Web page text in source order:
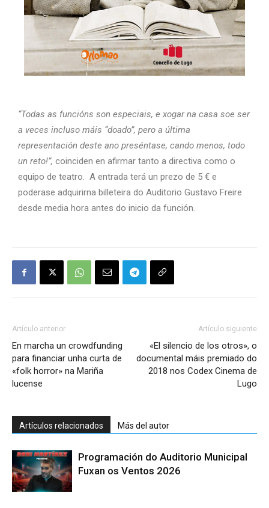
“Todas as funcións son especiais, e xogar na casa soe ser
a veces incluso máis “doado”, pero a última
representación deste ano preséntase, cando menos, todo
un reto!”, coinciden en afirmar tanto a directiva como o
equipo de teatro. A entrada terá un prezo de 5 € e
poderase adquirirna billeteira do Auditorio Gustavo Freire
desde media hora antes do inicio da función.
Artículo anterior
En marcha un crowdfunding
para financiar unha curta de
«folk horror» na Mariña
lucense
Artículo siguiente
«El silencio de los otros», o
documental máis premiado do
2018 nos Codex Cinema de
Lugo
Artículos relacionados Más del autor
Programación do Auditorio Municipal
Fuxan os Ventos 2026